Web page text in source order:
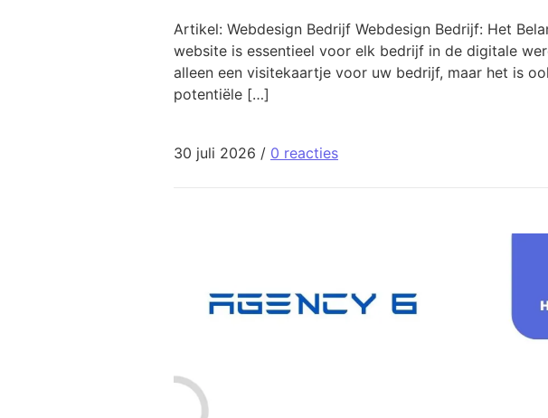
Artikel: Webdesign Bedrijf Webdesign Bedrijf: Het
website is essentieel voor elk bedrijf in de digitale
alleen een visitekaartje voor uw bedrijf, maar het is
potentiële […]
30 juli 2026 / 0 reacties